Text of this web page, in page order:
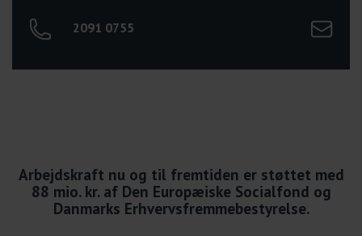
2091 0755 Send
Arbejdskraft nu og til fremtiden er støttet med
88 mio. kr. af Den Europæiske Socialfond og
Danmarks Erhvervsfremmebestyrelse.